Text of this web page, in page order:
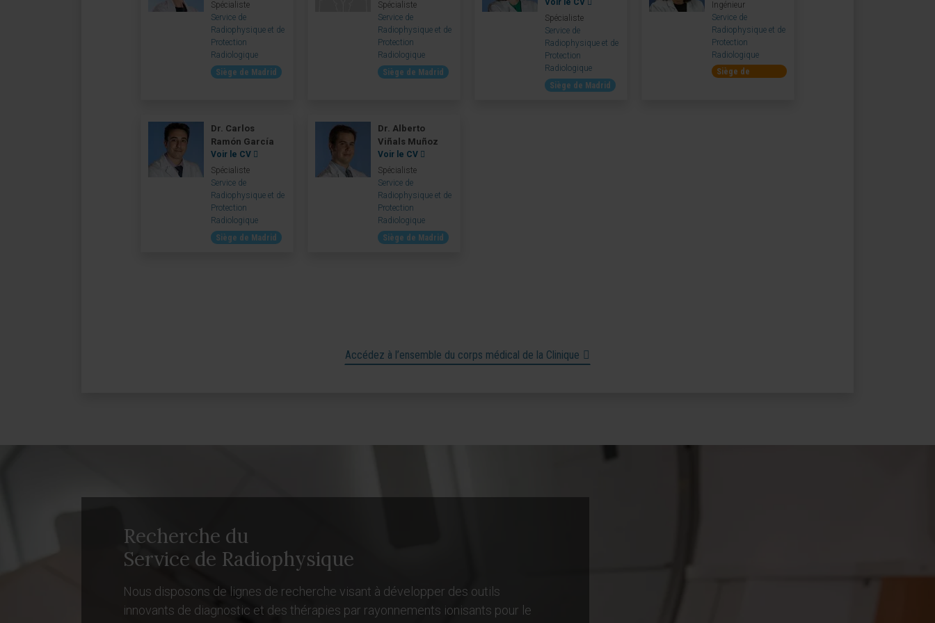
Spécialiste
Service de
Radiophysique et de
Protection
Radiologique
Siège de Madrid
Spécialiste
Service de
Radiophysique et de
Protection
Radiologique
Siège de Madrid
Spécialiste
Service de
Radiophysique et de
Protection
Radiologique
Siège de Madrid
Ingénieur
Service de
Radiophysique et de
Protection
Radiologique
Siège de
Dr. Carlos
Ramón García
Voir le CV
Spécialiste
Service de
Radiophysique et de
Protection
Radiologique
Siège de Madrid
Dr. Alberto
Viñals Muñoz
Voir le CV
Spécialiste
Service de
Radiophysique et de
Protection
Radiologique
Siège de Madrid
Accédez à l’ensemble du corps médical de la Clinique
Recherche du
Service de Radiophysique
Nous disposons de lignes de recherche visant à développer des outils
innovants de diagnostic et des thérapies par rayonnements ionisants pour le